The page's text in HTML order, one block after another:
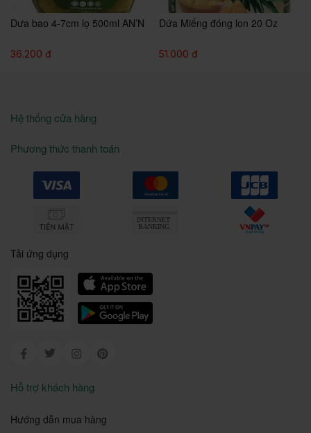
Dưa bao 4-7cm lọ 500ml AN’N
36.200 đ
Dứa Miếng đóng lon 20 Oz
51.000 đ
Hệ thống cửa hàng
Phương thức thanh toán
Tải ứng dụng
FacebookTwitter Instagram
Hỗ trợ khách hàng
Hướng dẫn mua hàng